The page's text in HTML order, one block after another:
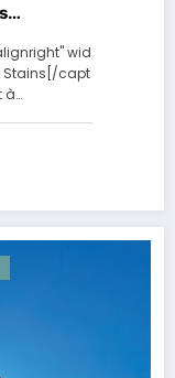
wid
Stains[/capt
à…